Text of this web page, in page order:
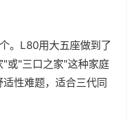
。L80用大五座做到了
或"三口之家"这种家庭
性难题，适合三代同